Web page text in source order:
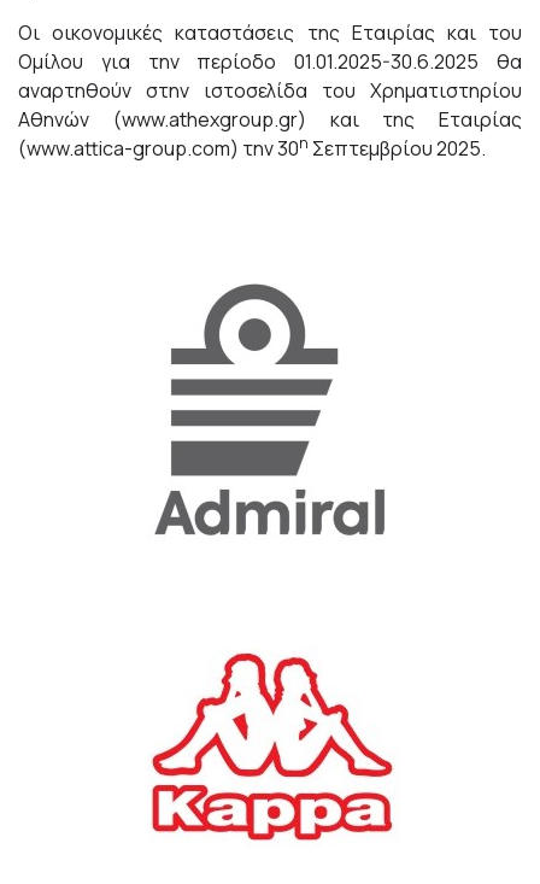
Οι οικονομικές καταστάσεις της Εταιρίας και του
Ομίλου για την περίοδο 01.01.2025-30.6.2025 θα
αναρτηθούν στην ιστοσελίδα του Χρηματιστηρίου
Αθηνών (www.athexgroup.gr) και της Εταιρίας
(www.attica-group.com) την 30η Σεπτεμβρίου 2025.